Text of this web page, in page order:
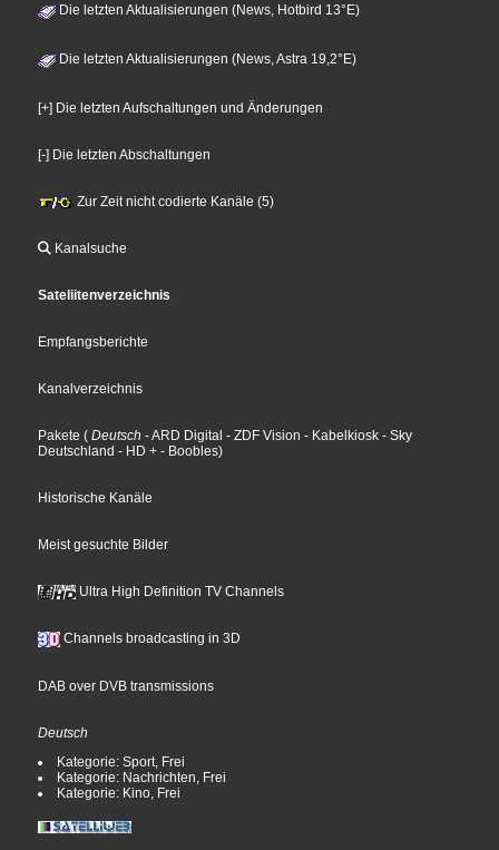
Die letzten Aktualisierungen (News, Hotbird 13°E)
Die letzten Aktualisierungen (News, Astra 19,2°E)
[+] Die letzten Aufschaltungen und Änderungen
[-] Die letzten Abschaltungen
Zur Zeit nicht codierte Kanäle (5)
Kanalsuche
Sateliitenverzeichnis
Empfangsberichte
Kanalverzeichnis
Pakete ( Deutsch - ARD Digital - ZDF Vision - Kabelkiosk - Sky
Deutschland - HD + - Boobles)
Historische Kanäle
Meist gesuchte Bilder
Ultra High Definition TV Channels
Channels broadcasting in 3D
DAB over DVB transmissions
Deutsch
Kategorie: Sport, Frei
Kategorie: Nachrichten, Frei
Kategorie: Kino, Frei